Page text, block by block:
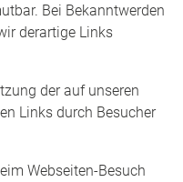
Bei Bekanntwerden
derartige Links
der auf unseren
Links durch Besucher
Webseiten-Besuch